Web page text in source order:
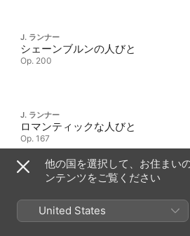
J. ランナー
シェーンブルンの人びと
Op. 200
J. ランナー
ロマンティックな人びと
Op. 167
他の国を選択して、お住まい
ンテンツをご覧ください
United States